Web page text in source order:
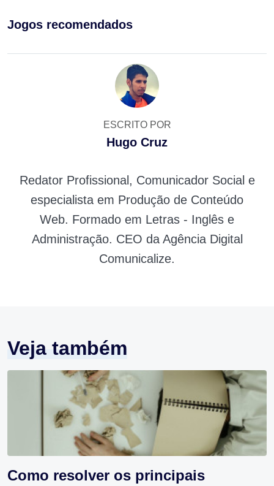
Jogos recomendados
ESCRITO POR
Hugo Cruz
Redator Profissional, Comunicador Social e
especialista em Produção de Conteúdo
Web. Formado em Letras - Inglês e
Administração. CEO da Agência Digital
Comunicalize.
Veja também
Como resolver os principais